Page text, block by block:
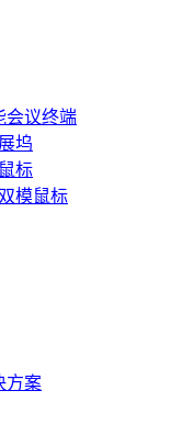
会议终端
坞
标
模鼠标
方案